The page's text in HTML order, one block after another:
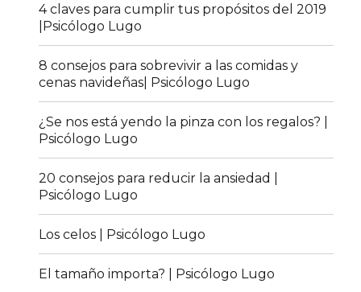
4 claves para cumplir tus propósitos del 2019
|Psicólogo Lugo
8 consejos para sobrevivir a las comidas y
cenas navideñas| Psicólogo Lugo
¿Se nos está yendo la pinza con los regalos? |
Psicólogo Lugo
20 consejos para reducir la ansiedad |
Psicólogo Lugo
Los celos | Psicólogo Lugo
El tamaño importa? | Psicólogo Lugo